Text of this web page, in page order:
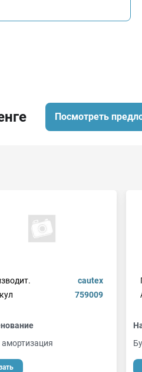
Посмотреть
cautex
759009
амортизация